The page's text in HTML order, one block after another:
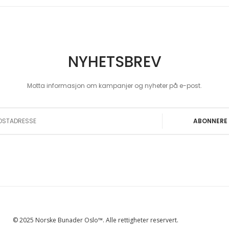
NYHETSBREV
Motta informasjon om kampanjer og nyheter på e-post.
ABONNERE
© 2025 Norske Bunader Oslo™. Alle rettigheter reservert.